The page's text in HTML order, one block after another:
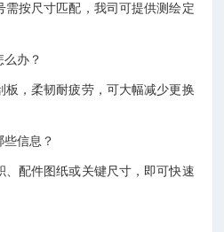
需按尺寸匹配，我司可提供测绘定
办？
板，柔韧耐疲劳，可大幅减少更换
信息？
、配件图纸或关键尺寸，即可快速